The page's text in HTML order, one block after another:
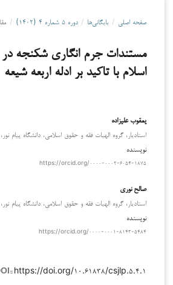
صفحه اصلی / بایگانی‌ها / دوره ۵ شماره ۴ (۱۴۰۲) /
مستندات جرم انگاری شکنجه در
اسلام با تاکید بر ادله اربعه شیعه
یعقوب علیزاده
استادیار، گروه الهیات فقه و حقوق اسلامی، دانشگاه پیام نور،
نویسنده
https://orcid.org/۰۰۰۰-۰۰۰۲-۶۰۵۴-۱۸۷۵
صالح نوری
استادیار، گروه الهیات فقه و حقوق اسلامی، دانشگاه پیام
نویسنده
https://orcid.org/۰۰۰۰-۰۰۰۱-۸۱۴۳-۵۴۸۴
https://doi.org/۱۰.۶۱۸۳۸/csjlp.۵.۴.۱